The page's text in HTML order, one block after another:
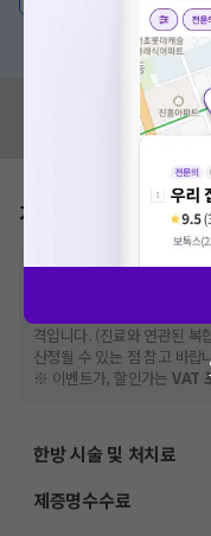
혹은, 의료상
혹시 잘못된 병원정
모두닥 팀에 알려주세요!
가격표
※비급여 항목의 경우,추가
한 가격은 해당 의료기관에
건강
격입니다. (진료와 연관된 복
산정될 수 있는 점 참고 바랍
※ 이벤트가, 할인가는VAT
한방 시술 및 처치료
제증명수수료